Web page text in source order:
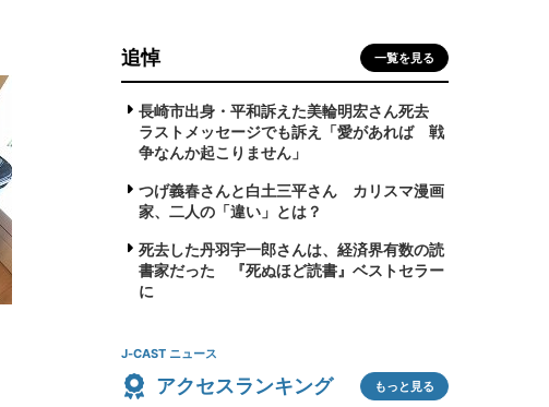
追悼 一覧を見る
長崎市出身・平和訴えた美輪明宏さん死去
ラストメッセージでも訴え「愛があれば 戦
争なんか起こりません」
つげ義春さんと白土三平さん カリスマ漫画
家、二人の「違い」とは？
死去した丹羽宇一郎さんは、経済界有数の読
書家だった 『死ぬほど読書』ベストセラー
に
J-CAST ニュース
アクセスランキング もっと見る